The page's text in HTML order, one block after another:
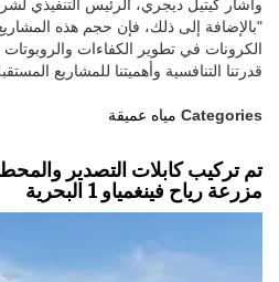
وأشار كيتيل ديجري، الرئيس التنفيذي
"بالإضافة إلى ذلك، فإن حجم هذه
الكرونات في تطوير الكفاءات والروبوتات
قدرتنا التنافسية وأهميتنا للمشاريع
مياه عميقة Categories
تم تركيب كابلات التصدير
مزرعة رياح فينغمياو 1 البحرية